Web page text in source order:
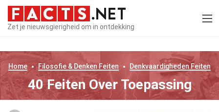
Zet je nieuwsgierigheid om in ontdekking
Home Filosofie & Denken Feiten DenkvaardighedenFeiten
40 Feiten Over Toepassing